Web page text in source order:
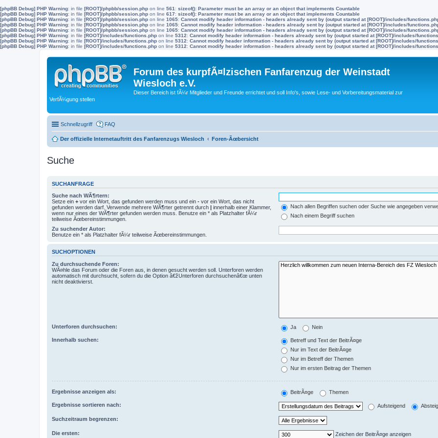
[phpBB Debug] PHP Warning: in file [ROOT]/phpbb/session.php on line 561 : sizeof(): Parameter must be an array or an object that implements Countable
[phpBB Debug] PHP Warning: in file [ROOT]/phpbb/session.php on line 617: sizeof(): Parameter must be an array or an object that implements Countable
[phpBB Debug] PHP Warning: in file [ROOT]/phpbb/session.php on line 1065: Cannot modify header information - headers already sent by (output started at [ROOT]/includes/
[phpBB Debug] PHP Warning: in file [ROOT]/phpbb/session.php on line 1065: Cannot modify header information - headers already sent by (output started at [ROOT]/includes/
[phpBB Debug] PHP Warning: in file [ROOT]/phpbb/session.php on line 1065: Cannot modify header information - headers already sent by (output started at [ROOT]/includes/
[phpBB Debug] PHP Warning: in file [ROOT]/includes/functions.php on line 5312: Cannot modify header information - headers already sent by (output started at [ROOT]/includes/
[phpBB Debug] PHP Warning: in file [ROOT]/includes/functions.php on line 5312: Cannot modify header information - headers already sent by (output started at [ROOT]/includes/
[phpBB Debug] PHP Warning: in file [ROOT]/includes/functions.php on line 5312: Cannot modify header information - headers already sent by (output started at [ROOT]/includes/
Forum des kurpfÃ¤lzischen Fanfarenzug der Weinstadt
Wiesloch e.V.
Dieser Bereich ist fÃ¼r Mitglieder und Freunde errichtet und soll Info's, sowie Lese- und Vorbereitungsmaterial zur
VerfÃ¼gung stellen
Schnellzugriff FAQ
Der offizielle Internetauftritt des Fanfarenzugs Wiesloch Foren-Ãœbersicht
Suche
SUCHANFRAGE
Suche nach WÃ¶rtern:
Setze ein + vor ein Wort, das gefunden werden muss und ein - vor ein Wort, das nicht
gefunden werden darf. Verwende mehrere WÃ¶rter getrennt durch | innerhalb einer Klammer,
wenn nur eines der WÃ¶rter gefunden werden muss. Benutze ein * als Platzhalter fÃ¼r
teilweise Ãœbereinstimmungen.
Nach allen Begriffen suchen oder Suche wie angegeben
Nach einem Begriff suchen
Zu suchender Autor:
Benutze ein * als Platzhalter fÃ¼r teilweise Ãœbereinstimmungen.
SUCHOPTIONEN
Zu durchsuchende Foren:
WÃ¤hle das Forum oder die Foren aus, in denen gesucht werden soll. Unterforen werden
automatisch mit durchsucht, sofern du die Option â€žUnterforen durchsuchenâ€œ unten
nicht deaktivierst.
Unterforen durchsuchen: Ja Nein
Innerhalb suchen:
Betreff und Text der BeitrÃ¤ge
Nur im Text der BeitrÃ¤ge
Nur im Betreff der Themen
Nur im ersten Beitrag der Themen
Ergebnisse anzeigen als: BeitrÃ¤ge Themen
Ergebnisse sortieren nach: Aufsteigend
Suchzeitraum begrenzen:
Die ersten: Zeichen der BeitrÃ¤ge anzeigen